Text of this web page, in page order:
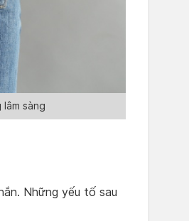
sàng
Những yếu tố sau